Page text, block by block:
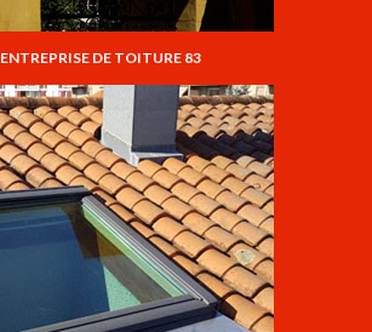
ENTREPRISE DE TOITURE 83